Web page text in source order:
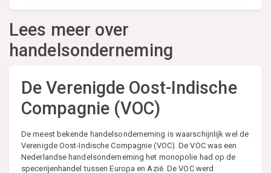
Lees meer over
handelsonderneming
De Verenigde Oost-Indische
Compagnie (VOC)
De meest bekende handelsonderneming is waarschijnlijk wel de
Verenigde Oost-Indische Compagnie (VOC). De VOC was een
Nederlandse handelsonderneming het monopolie had op de
specerijenhandel tussen Europa en Azië. De VOC werd